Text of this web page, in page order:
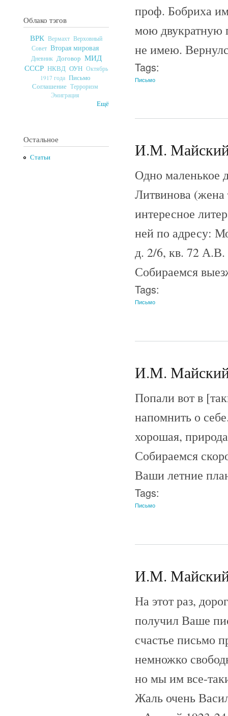
Облако тэгов
ВРК Вермахт Верховный
Совет Вторая мировая
Дневник Договор МИД
СССР НКВД ОУН Октябрь
1917 года Письмо
Соглашение Терроризм
Эмиграция
Ещё
Остальное
Статьи
проф. Бобриха
мою двукратную
не имею.
Tags:
Письмо
И.М. Майский
Одно маленькое
Литвинова (жена
интересное
ней по адресу:
д. 2/6, кв. 72 А.В.
Собираемся
Tags:
Письмо
И.М. Майский
Попали вот в
напомнить о
хорошая,
Собираемся
Ваши летние
Tags:
Письмо
И.М. Майский
На этот раз,
получил Ваше
счастье письмо
немножко
но мы им все-
Жаль очень